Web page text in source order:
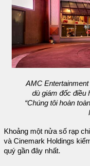
AMC
dù giám đốc điều
“Chúng tôi hoàn
Khoảng một nửa số rạp
và Cinemark Holdings
quý gần đây nhất.